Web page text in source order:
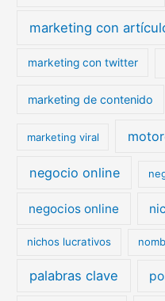
marketing con
marketing con twitter
marketing de contenido
marketing viral
negocio online
negocios online
nichos lucrativos
palabras clave